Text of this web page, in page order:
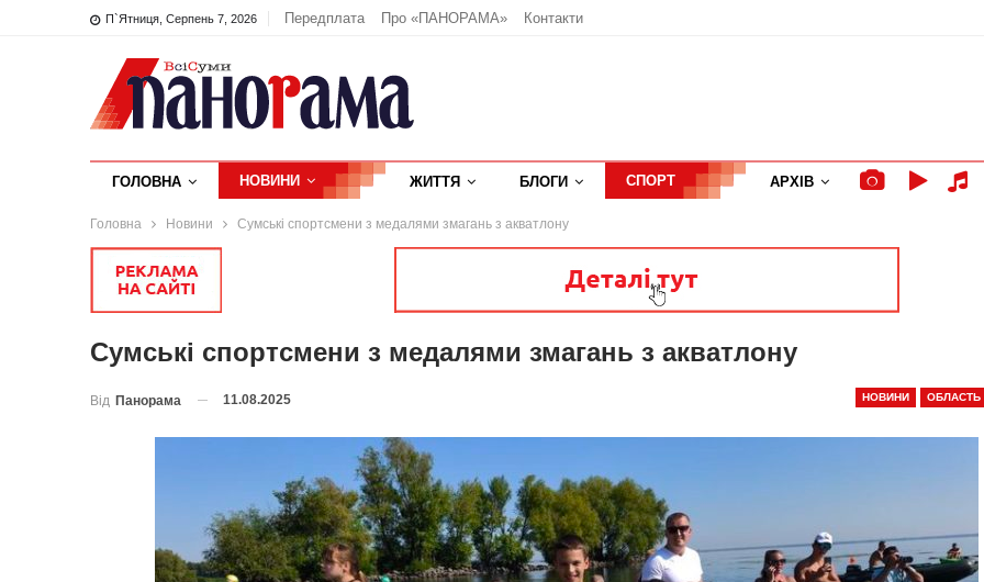
П`ятниця, Серпень 7, 2026 Передплата Про «ПАНОРАМА» Контакти
ГОЛОВНА НОВИНИ ЖИТТЯ БЛОГИ СПОРТ АРХІВ
Головна Новини Сумські спортсмени з медалями змагань з акватлону
Сумські спортсмени з медалями змагань з акватлону
НОВИНИ ОБЛАСТЬ
Від Панорама 11.08.2025